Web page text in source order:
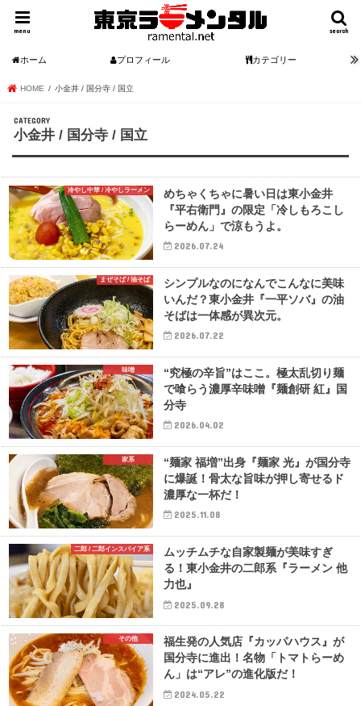
search
menu
ホーム プロフィール カテゴリー
HOME 小金井 / 国分寺 / 国立
小金井 / 国分寺 / 国立
冷やし中華 / 冷やしラーメン
めちゃくちゃに暑い日は東小金井
『平右衛門』の限定「冷しもろこし
らーめん」で涼もうよ。
2026.07.24
まぜそば / 油そば
シンプルなのになんでこんなに美味
いんだ？東小金井『一平ソバ』の油
そばは一体感が異次元。
2026.07.22
味噌
“究極の辛旨”はここ。極太乱切り麺
で喰らう濃厚辛味噌『麺創研 紅』国
分寺
2026.04.02
家系
“麺家 福増”出身『麺家 光』が国分寺
に爆誕！骨太な旨味が押し寄せるド
濃厚な一杯だ！
2025.11.08
二郎 / 二郎インスパイア系
ムッチムチな自家製麺が美味すぎ
る！東小金井の二郎系『ラーメン 他
力也』
2025.09.28
その他
福生発の人気店『カッパハウス』が
国分寺に進出！名物「トマトらーめ
ん」は“アレ”の進化版だ！
2024.05.22